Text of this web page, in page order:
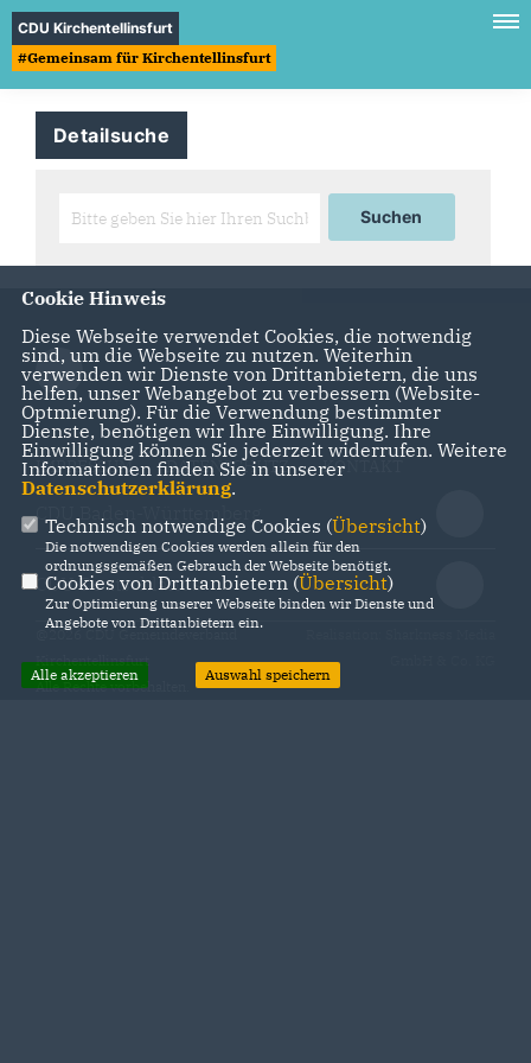
CDU Kirchentellinsfurt
#Gemeinsam für Kirchentellinsfurt
Detailsuche
IMPRESSUM DATENSCHUTZ KONTAKT
CDU Baden-Württemberg
CDU Deutschlands
@2026 CDU Gemeindeverband
Kirchentellinsfurt
Alle Rechte vorbehalten.
Cookie Hinweis
Diese Webseite verwendet Cookies, die notwendig
sind, um die Webseite zu nutzen. Weiterhin
verwenden wir Dienste von Drittanbietern, die uns
helfen, unser Webangebot zu verbessern (Website-
Optmierung). Für die Verwendung bestimmter
Dienste, benötigen wir Ihre Einwilligung. Ihre
Einwilligung können Sie jederzeit widerrufen. Weitere
Informationen finden Sie in unserer
Datenschutzerklärung.
Technisch notwendige Cookies (Übersicht)
Die notwendigen Cookies werden allein für den
ordnungsgemäßen Gebrauch der Webseite benötigt.
Cookies von Drittanbietern (Übersicht)
Zur Optimierung unserer Webseite binden wir Dienste und
Angebote von Drittanbietern ein.
Alle akzeptieren Auswahl speichern